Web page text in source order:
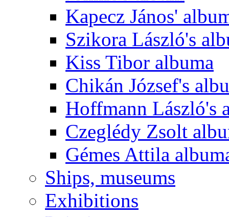
Kapecz János'
Szikora László's
Kiss Tibor albuma
Chikán József's
Hoffmann László's
Czeglédy Zsolt
Gémes Attila
Ships, museums
Exhibitions